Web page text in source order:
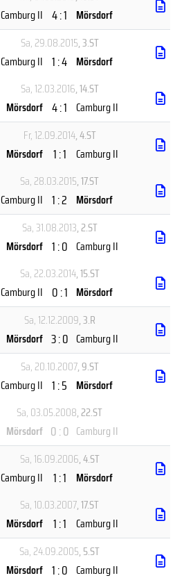
Camburg II 4 : 1 Mörsdorf
Sa, 29.08.2015, 3.ST
Camburg II 1 : 4 Mörsdorf
Sa, 12.03.2016, 14.ST
Mörsdorf 4 : 1 Camburg II
Fr, 12.09.2014, 4.ST
Mörsdorf 1 : 1 Camburg II
Sa, 28.03.2015, 17.ST
Camburg II 1 : 2 Mörsdorf
Sa, 31.08.2013, 2.ST
Mörsdorf 1 : 0 Camburg II
Sa, 22.03.2014, 15.ST
Camburg II 0 : 1 Mörsdorf
Sa, 12.12.2009, 3.R
Mörsdorf 3 : 0 Camburg II
Sa, 20.10.2007, 9.ST
Camburg II 1 : 5 Mörsdorf
Sa, 03.05.2008, 22.ST
Mörsdorf 0 : 0 Camburg II
Sa, 16.09.2006, 4.ST
Camburg II
1 : 1
Mörsdorf
Sa, 10.03.2007, 17.ST
Mörsdorf 1 : 1 Camburg II
Sa, 24.09.2005, 5.ST
Mörsdorf 1 : 0 Camburg II